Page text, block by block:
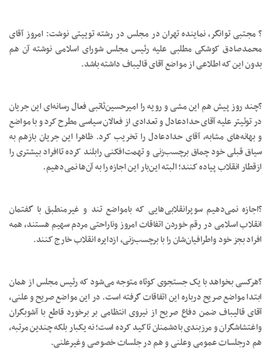
? مجتبی توانگر، نماینده تهران در مجلس در رشته توییتی نوشت: امروز آقای
محمدصادق کوشکی مطلبی علیه رئیس مجلس شورای اسلامی نوشته آن هم
بدون این که اطلاعی از مواضع آقای قالیباف داشته باشد.
?چند روز پیش هم این مشی و رویه را امیرحسین‌ثاتبی فعال رسانه‌ای این جریان
در توئیتر علیه آقای حدادعادل و تعدادی از فعالان سیاسی مطرح کرد و با مواضع
و بهانه‌های مشابه، آقای حدادعادل را تخریب کرد. ظاهرا این جریان بازهم به
سیاق قبلی خود چماق برچسب‌زنی و تهمت‌افکنی رابلند کرده تاافراد بیشتری را
ازقطار انقلاب پیاده کنند؛ البته این‌بار این اجازه را به آن‌ها نمی‌دهیم.
?اجازه نمی‌دهیم سوپرانقلابی‌هایی که بامواضع تند و غیرمنطبق با گفتمان
انقلاب اسلامی در رقم خوردن اتفاقات امروز وناراحتی مردم سهیم هستند، همه
افراد بجز خود واطرافیان‌شان را با برچسب‌زنی، ازدایره انقلاب خارج کنند.
?هرکسی بخواهد با یک جستجوی کوتاه متوجه می‌شود که رئیس مجلس از همان
ابتدا مواضع صریح درباره این اتفاقات گرفته است. در این مواضع صریح و علنی،
آقای قالیباف ضمن دفاع صریح از نیروی انتظامی بر برخورد قاطع با آشوبگران
واغتشاشگران و مرزبندی بادشمنان تاکید کرده است؛ نه یکبار بلکه چندین مرتبه،
هم درجلسات عمومی وعلنی و هم در جلسات خصوصی وغیرعلنی.